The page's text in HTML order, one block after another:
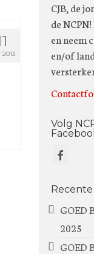
2013
CJB, de
de
en neem
en/of
Volg
GOED
2025
GOED